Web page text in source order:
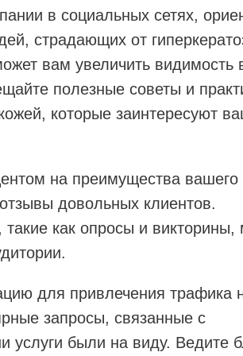
в социальных сетях,
страдающих от
вам увеличить видимость
полезные советы и
которые заинтересуют
на преимущества
довольных клиентов.
как опросы и викторины,
для привлечения трафика
запросы, связанные с
услуги были на виду. Ведите